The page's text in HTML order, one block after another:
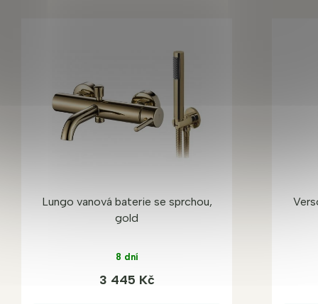
Lungo vanová baterie se sprchou,
gold
8 dní
3 445 Kč